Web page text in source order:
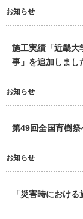
お知らせ
施工実績「近畿大
事」を追加しまし
お知らせ
第49回全国育樹祭
お知らせ
「災害時におけ